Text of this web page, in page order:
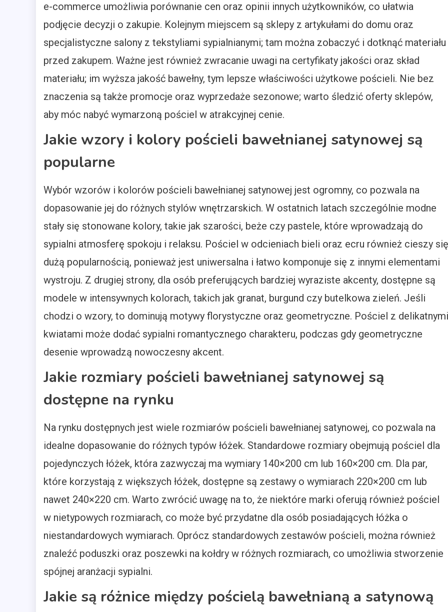
e-commerce umożliwia porównanie cen oraz opinii innych użytkowników, co ułatwia
podjęcie decyzji o zakupie. Kolejnym miejscem są sklepy z artykułami do domu oraz
specjalistyczne salony z tekstyliami sypialnianymi; tam można zobaczyć i dotknąć materiału
przed zakupem. Ważne jest również zwracanie uwagi na certyfikaty jakości oraz skład
materiału; im wyższa jakość bawełny, tym lepsze właściwości użytkowe pościeli. Nie bez
znaczenia są także promocje oraz wyprzedaże sezonowe; warto śledzić oferty sklepów,
aby móc nabyć wymarzoną pościel w atrakcyjnej cenie.
Jakie wzory i kolory pościeli bawełnianej satynowej są
popularne
Wybór wzorów i kolorów pościeli bawełnianej satynowej jest ogromny, co pozwala na
dopasowanie jej do różnych stylów wnętrzarskich. W ostatnich latach szczególnie modne
stały się stonowane kolory, takie jak szarości, beże czy pastele, które wprowadzają do
sypialni atmosferę spokoju i relaksu. Pościel w odcieniach bieli oraz ecru również cieszy się
dużą popularnością, ponieważ jest uniwersalna i łatwo komponuje się z innymi elementami
wystroju. Z drugiej strony, dla osób preferujących bardziej wyraziste akcenty, dostępne są
modele w intensywnych kolorach, takich jak granat, burgund czy butelkowa zieleń. Jeśli
chodzi o wzory, to dominują motywy florystyczne oraz geometryczne. Pościel z delikatnymi
kwiatami może dodać sypialni romantycznego charakteru, podczas gdy geometryczne
desenie wprowadzą nowoczesny akcent.
Jakie rozmiary pościeli bawełnianej satynowej są
dostępne na rynku
Na rynku dostępnych jest wiele rozmiarów pościeli bawełnianej satynowej, co pozwala na
idealne dopasowanie do różnych typów łóżek. Standardowe rozmiary obejmują pościel dla
pojedynczych łóżek, która zazwyczaj ma wymiary 140×200 cm lub 160×200 cm. Dla par,
które korzystają z większych łóżek, dostępne są zestawy o wymiarach 220×200 cm lub
nawet 240×220 cm. Warto zwrócić uwagę na to, że niektóre marki oferują również pościel
w nietypowych rozmiarach, co może być przydatne dla osób posiadających łóżka o
niestandardowych wymiarach. Oprócz standardowych zestawów pościeli, można również
znaleźć poduszki oraz poszewki na kołdry w różnych rozmiarach, co umożliwia stworzenie
spójnej aranżacji sypialni.
Jakie są różnice między pościelą bawełnianą a satynową